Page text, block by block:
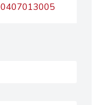
0407013005